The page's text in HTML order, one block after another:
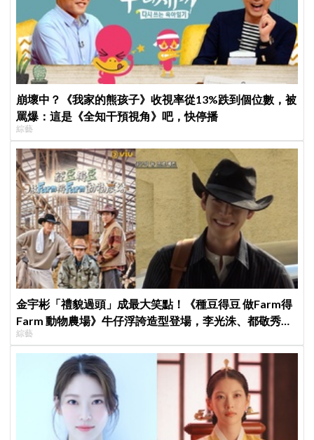
崩壞中？《我家的熊孩子》收視率從13%跌到個位數，被
罵爆：這是《全知干預視角》吧，快停播
綜藝
金宇彬「禮貌過頭」成最大笑點！《種豆得豆 做Farm得
Farm 動物農場》牛仔浮誇造型登場，李光洙、都敬秀吐
槽不停
綜藝